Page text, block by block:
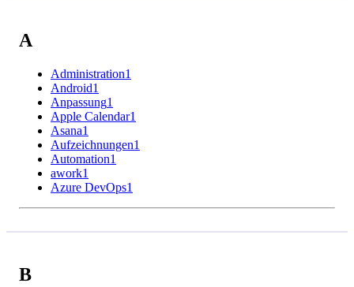
A
Administration1
Android1
Anpassung1
Apple Calendar1
Asana1
Aufzeichnungen1
Automation1
awork1
Azure DevOps1
B